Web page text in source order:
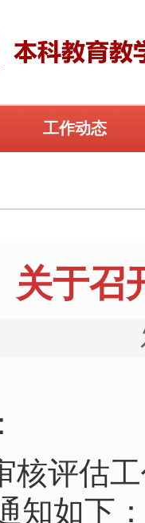
工作动态
关于召
核评估
知如下